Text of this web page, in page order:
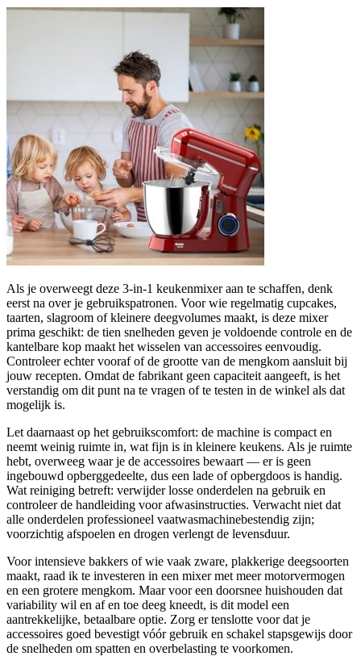
Als je overweegt deze 3-in-1 keukenmixer aan te schaffen, denk
eerst na over je gebruikspatronen. Voor wie regelmatig cupcakes,
taarten, slagroom of kleinere deegvolumes maakt, is deze mixer
prima geschikt: de tien snelheden geven je voldoende controle en de
kantelbare kop maakt het wisselen van accessoires eenvoudig.
Controleer echter vooraf of de grootte van de mengkom aansluit bij
jouw recepten. Omdat de fabrikant geen capaciteit aangeeft, is het
verstandig om dit punt na te vragen of te testen in de winkel als dat
mogelijk is.
Let daarnaast op het gebruikscomfort: de machine is compact en
neemt weinig ruimte in, wat fijn is in kleinere keukens. Als je ruimte
hebt, overweeg waar je de accessoires bewaart — er is geen
ingebouwd opberggedeelte, dus een lade of opbergdoos is handig.
Wat reiniging betreft: verwijder losse onderdelen na gebruik en
controleer de handleiding voor afwasinstructies. Verwacht niet dat
alle onderdelen professioneel vaatwasmachinebestendig zijn;
voorzichtig afspoelen en drogen verlengt de levensduur.
Voor intensieve bakkers of wie vaak zware, plakkerige deegsoorten
maakt, raad ik te investeren in een mixer met meer motorvermogen
en een grotere mengkom. Maar voor een doorsnee huishouden dat
variability wil en af en toe deeg kneedt, is dit model een
aantrekkelijke, betaalbare optie. Zorg er tenslotte voor dat je
accessoires goed bevestigt vóór gebruik en schakel stapsgewijs door
de snelheden om spatten en overbelasting te voorkomen.